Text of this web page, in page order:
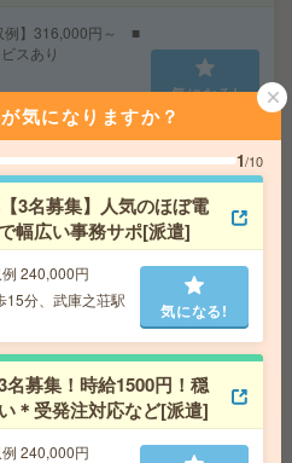
例】316,000円～ ■
スあり
メトロ御堂筋線 心
線 本町駅徒歩7分
気になる!
残業なし！データ入力やチ
払いが可能な速
トロ四つ橋線 西梅
歩7分
気になる!
ック詰め作業など[派遣]
気になりますか？
1/10
3名募集】人気のほぼ電
幅広い事務サポ[派遣]
240,000円
15分、武庫之荘駅
気になる!
名募集！時給1500円！穏
＊受発注対応など[派遣]
240,000円